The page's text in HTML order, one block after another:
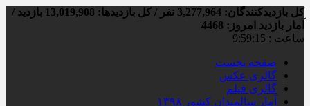
کل بازدیدکنند‌گان: 3,277,964 نفر / کل بازدیدها: 13,019,908 بازدید /
آمار بازدید امروز: 4468
ساعت : 9:59:16
صفحه نخست
گالری عکس
گالری فیلم
آمار سالمندان کشور ۱۳۹۸